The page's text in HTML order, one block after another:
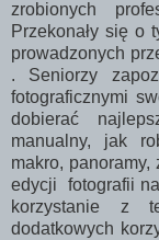
zrobionych
Przekonały się o
prowadzonych
. Seniorzy
fotograficznymi
dobierać
manualny, jak
makro, panoramy,
edycji fotografii
korzystanie z
dodatkowych